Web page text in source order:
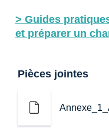
> Guides
et préparer un
Pièces jointes